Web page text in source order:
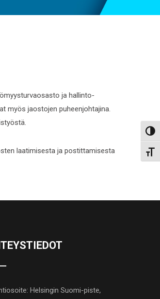
ja hallinto-
myös jaostojen puheenjohtajina.
laatimisesta ja postittamisesta
Helsingin Suomi-piste,